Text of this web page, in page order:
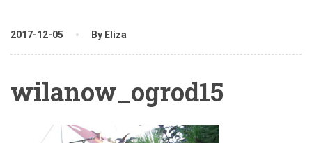
2017-12-05 By Eliza
wilanow_ogrod15